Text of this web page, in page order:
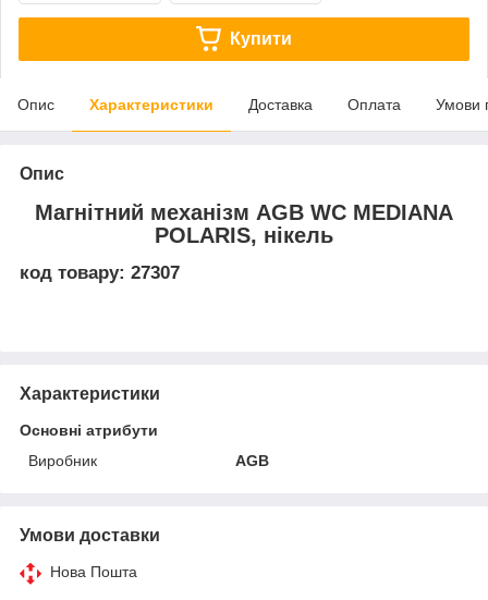
Купити
Опис Характеристики Доставка Оплата Умови
Опис
Магнітний механізм AGB WC MEDIANA
POLARIS, нікель
код товару: 27307
Характеристики
Основні атрибути
Виробник
AGB
Умови доставки
Нова Пошта